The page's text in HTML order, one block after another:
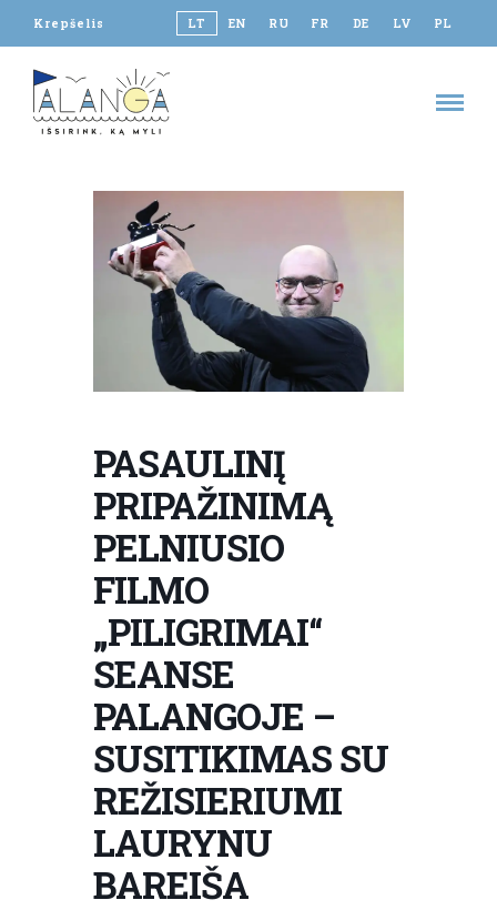
Krepšelis LT EN RU FR DE LV PL
PASAULINĮ
PRIPAŽINIMĄ
PELNIUSIO
FILMO
„PILIGRIMAI“
SEANSE
PALANGOJE –
SUSITIKIMAS SU
REŽISIERIUMI
LAURYNU
BAREIŠA